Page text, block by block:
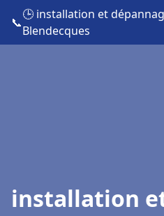
📞
🕒 installation et
Blendecques
installation